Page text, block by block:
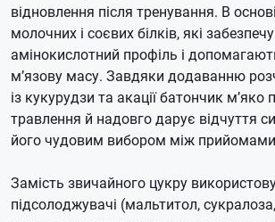
відновлення після тренування. В
молочних і соєвих білків, які
амінокислотний профіль і
м’язову масу. Завдяки додаванню
із кукурудзи та акації батончик м’яко
травлення й надовго дарує відчуття
його чудовим вибором між прийомами
Замість звичайного цукру
підсолоджувачі (мальтитол,